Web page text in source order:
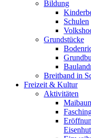
Bildung
Schulen
Grundstücke
Breitband in
Freizeit & Kultur
Aktivitäten